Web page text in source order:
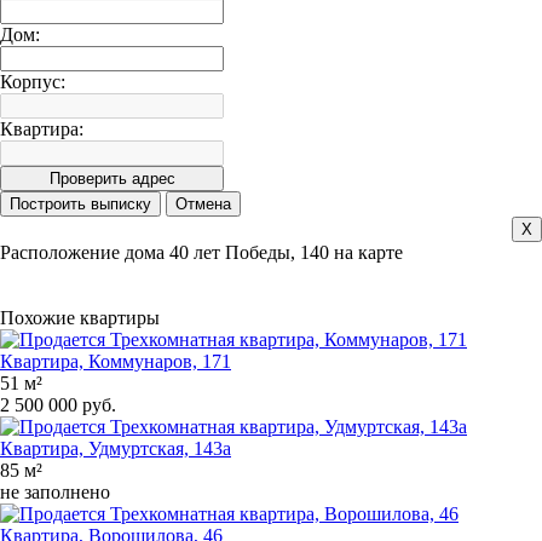
Дом:
Корпус:
Квартира:
X
Расположение дома 40 лет Победы, 140 на карте
Похожие квартиры
Квартира, Коммунаров, 171
51 м²
2 500 000 руб.
Квартира, Удмуртская, 143а
85 м²
не заполнено
Квартира, Ворошилова, 46